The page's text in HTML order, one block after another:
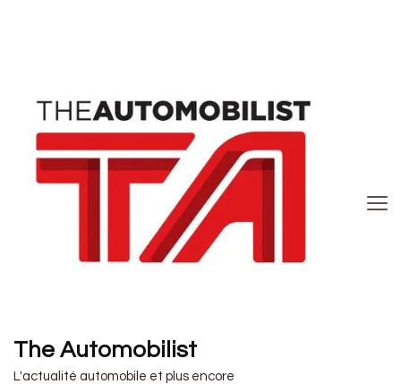
The Automobilist
L'actualité automobile et plus encore